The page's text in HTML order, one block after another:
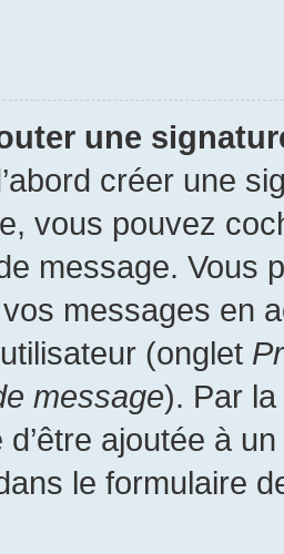
une
créer une
vous pouvez
message. Vous
messages en
(onglet
message). Par
d’être ajoutée à
le formulaire